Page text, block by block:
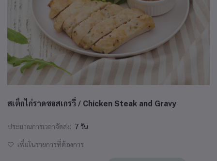
สเต็กไก่ราดซอสเกรวี่ / Chicken Steak and Gravy
ประมาณการเวลาจัดส่ง: 7 วัน
เพิ่มในรายการที่ต้องการ